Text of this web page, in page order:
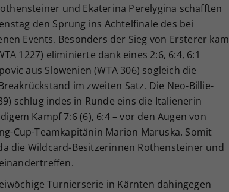
und Ekaterina Perelygina schafften
den Sprung ins Achtelfinale des bei
Events. Besonders der Sieg von Ersterer kam
1227) eliminierte dank eines 2:6, 6:4, 6:1
aus Slowenien (WTA 306) sogleich die
im zweiten Satz. Die Neo-Billie-
schlug indes in Runde eins die Italienerin
Kampf 7:6 (6), 6:4 – vor den Augen von
Cup-Teamkapitänin Marion Maruska. Somit
die Wildcard-Besitzerinnen Rothensteiner und
Turnierserie in Kärnten dahingegen